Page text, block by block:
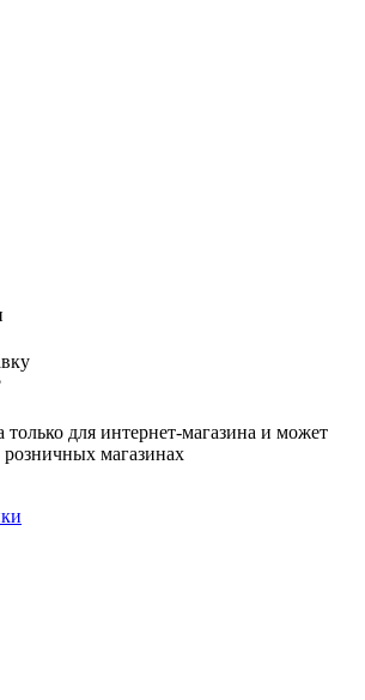
только для интернет-магазина и может
розничных магазинах